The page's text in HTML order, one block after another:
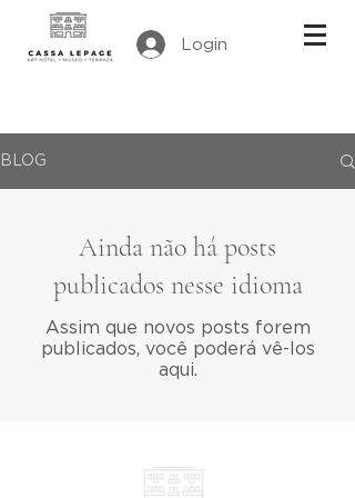
Login
BLOG
Ainda não há posts
publicados nesse idioma
Assim que novos posts forem
publicados, você poderá vê-los
aqui.